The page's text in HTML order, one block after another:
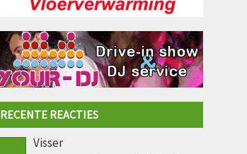
RECENTE REACTIES
Visser